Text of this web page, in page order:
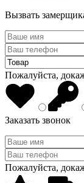
Вызвать
Пожалуйста,
Заказать звонок
Пожалуйста,